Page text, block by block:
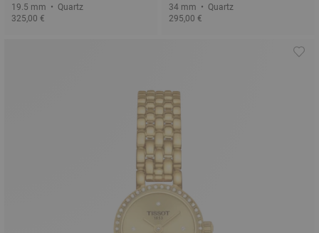
19.5 mm • Quartz
325,00 €
34 mm • Quartz
295,00 €